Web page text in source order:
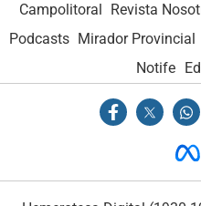
Campolitoral Revista
Podcasts Mirador Provincial
Notife